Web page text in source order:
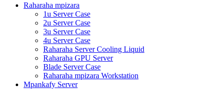
Raharaha mpizara
1u Server Case
2u Server Case
3u Server Case
4u Server Case
Raharaha Server Cooling Liquid
Raharaha GPU Server
Blade Server Case
Raharaha mpizara Workstation
Mpankafy Server